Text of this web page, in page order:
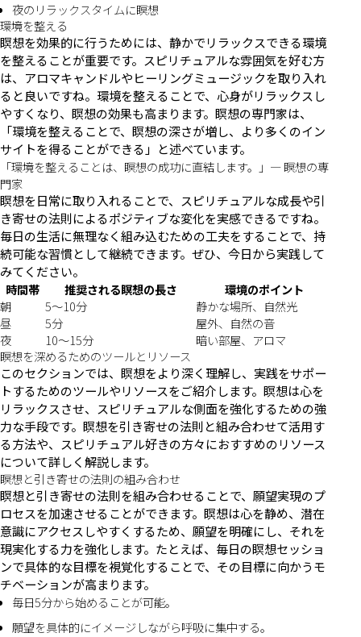
夜のリラックスタイムに瞑想
環境を整える
瞑想を効果的に行うためには、静かでリラックスできる環境
を整えることが重要です。スピリチュアルな雰囲気を好む方
は、アロマキャンドルやヒーリングミュージックを取り入れ
ると良いですね。環境を整えることで、心身がリラックスし
やすくなり、瞑想の効果も高まります。瞑想の専門家は、
「環境を整えることで、瞑想の深さが増し、より多くのイン
サイトを得ることができる」と述べています。
「環境を整えることは、瞑想の成功に直結します。」— 瞑想の専
門家
瞑想を日常に取り入れることで、スピリチュアルな成長や引
き寄せの法則によるポジティブな変化を実感できるですね。
毎日の生活に無理なく組み込むための工夫をすることで、持
続可能な習慣として継続できます。ぜひ、今日から実践して
みてください。
時間帯
推奨される瞑想の長さ
環境のポイント
朝
5〜10分
静かな場所、自然光
昼
5分
屋外、自然の音
夜
10〜15分
暗い部屋、アロマ
瞑想を深めるためのツールとリソース
このセクションでは、瞑想をより深く理解し、実践をサポー
トするためのツールやリソースをご紹介します。瞑想は心を
リラックスさせ、スピリチュアルな側面を強化するための強
力な手段です。瞑想を引き寄せの法則と組み合わせて活用す
る方法や、スピリチュアル好きの方々におすすめのリソース
について詳しく解説します。
瞑想と引き寄せの法則の組み合わせ
瞑想と引き寄せの法則を組み合わせることで、願望実現のプ
ロセスを加速させることができます。瞑想は心を静め、潜在
意識にアクセスしやすくするため、願望を明確にし、それを
現実化する力を強化します。たとえば、毎日の瞑想セッショ
ンで具体的な目標を視覚化することで、その目標に向かうモ
チベーションが高まります。
毎日5分から始めることが可能。
願望を具体的にイメージしながら呼吸に集中する。